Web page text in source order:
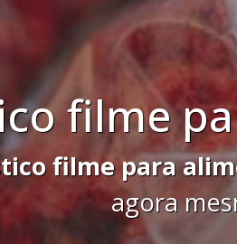
Sacos
PEADe faça